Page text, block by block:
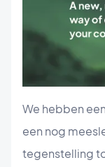
We hebben een
een nog
tegenstelling